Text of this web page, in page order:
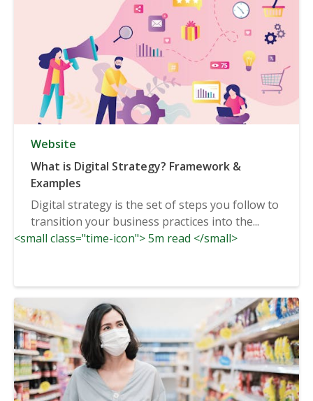
Website
What is Digital Strategy? Framework &
Examples
Digital strategy is the set of steps you follow to
transition your business practices into the...
<small class="time-icon"> 5m read </small>